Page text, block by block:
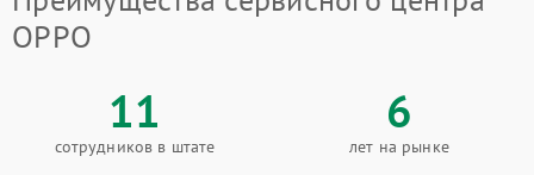
OPPO
11
сотрудников в штате
6
лет на рынке